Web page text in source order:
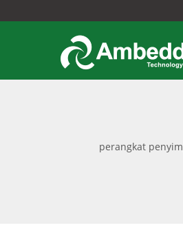
perangkat
perangkat